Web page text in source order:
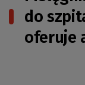
do
oferuje